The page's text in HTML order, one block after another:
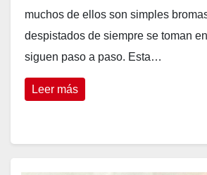
muchos de ellos son simples
despistados de siempre se toman
siguen paso a paso. Esta…
Leer más